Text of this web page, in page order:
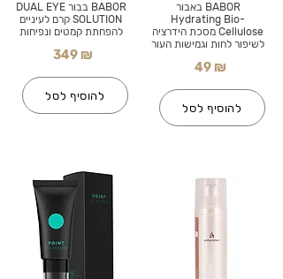
BABOR בבור DUAL EYE
SOLUTION קרם לעיניים
להפחתת קמטים ונפיחות
349 ₪
להוסיף לסל
BABOR באבור
Hydrating Bio-
Cellulose מסכת הידרציה
לשיפור לחות וגמישות העור
49 ₪
להוסיף לסל